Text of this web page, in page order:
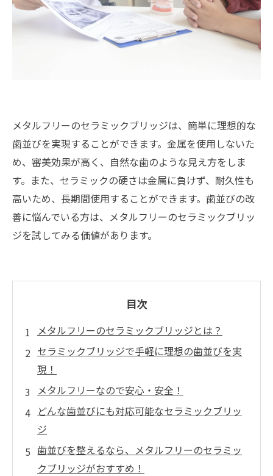
メタルフリーのセラミックブリッジは、簡単に理想的な
歯並びを実現することができます。金属を使用しないた
め、審美効果が高く、自然な歯のような見え方をしま
す。また、セラミックの硬さは金属に負けず、耐久性も
高いため、長期間使用することができます。歯並びの改
善に悩んでいる方は、メタルフリーのセラミックブリッ
ジを試してみる価値があります。
目次
メタルフリーのセラミックブリッジとは？
セラミックブリッジで手軽に理想の歯並びを実
現！
メタルフリーなので安心・安全！
どんな歯並びにも対応可能なセラミックブリッ
ジ
歯並びを整えるなら、メタルフリーのセラミッ
クブリッジがおすすめ！